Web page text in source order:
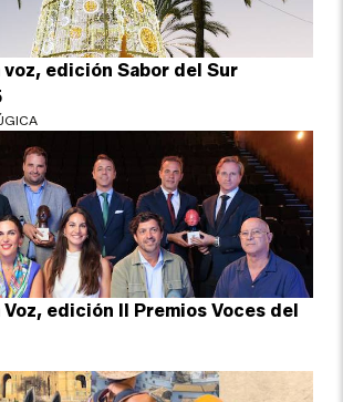
voz, edición Sabor del Sur
Voz, edición II Premios Voces del